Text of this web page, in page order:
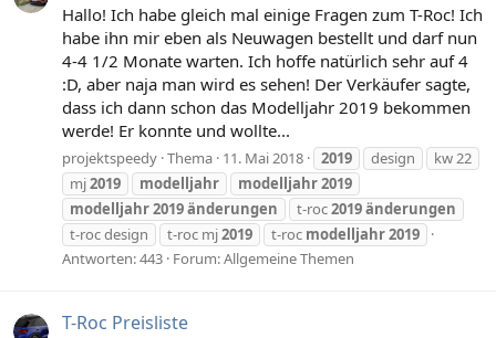
Hallo! Ich habe gleich mal einige Fragen zum T-Roc! Ich
habe ihn mir eben als Neuwagen bestellt und darf nun
4-4 1/2 Monate warten. Ich hoffe natürlich sehr auf 4
:D, aber naja man wird es sehen! Der Verkäufer sagte,
dass ich dann schon das Modelljahr 2019 bekommen
werde! Er konnte und wollte...
projektspeedy Thema 11. Mai 2018 2019 design
kw 22
mj2019 modelljahr modelljahr2019
modelljahr2019änderungen t-roc2019änderungen
t-roc design
t-roc mj2019 t-roc modelljahr2019
Antworten: 443 Forum:Allgemeine Themen
T-Roc Preisliste